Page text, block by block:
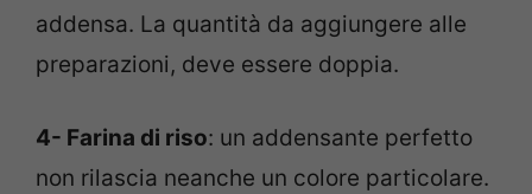
addensa. La quantità da aggiungere alle
preparazioni, deve essere doppia.
4- Farina di riso: un addensante perfetto
non rilascia neanche un colore particolare.